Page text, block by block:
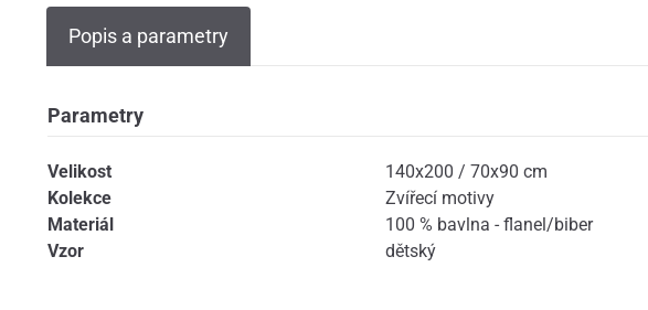
Popis a parametry
Parametry
Velikost
140x200 / 70x90 cm
Kolekce
Zvířecí motivy
Materiál
100 % bavlna - flanel/biber
Vzor
dětský